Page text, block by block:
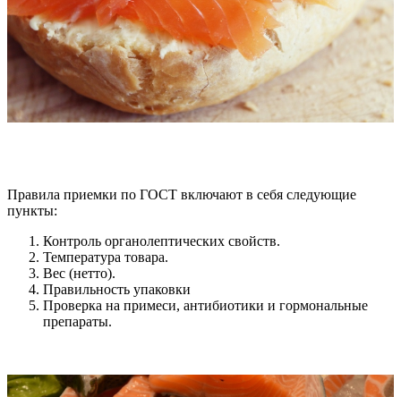
Правила приемки по ГОСТ включают в себя следующие
пункты:
Контроль органолептических свойств.
Температура товара.
Вес (нетто).
Правильность упаковки
Проверка на примеси, антибиотики и гормональные
препараты.